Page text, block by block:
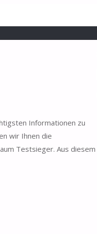
Informationen zu
wir Ihnen die
Testsieger. Aus diesem